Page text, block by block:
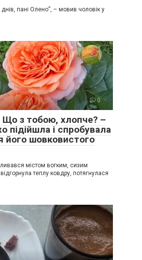
пані Олено”, – мовив чоловік у
0
Що з тобою, хлопче? –
підійшла і спробувала
його шовковистого
містом вогким, сизим
теплу ковдру, потягнулася